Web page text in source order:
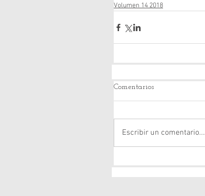
Volumen 14 2018
Comentarios
Escribir un comentario...